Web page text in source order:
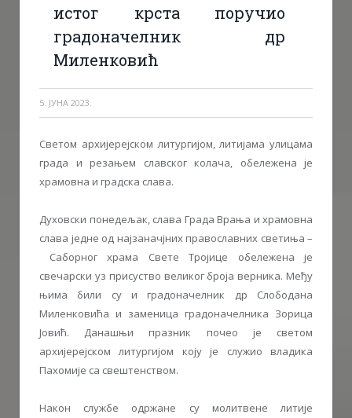
истог крста поручио
градоначелник др
Миленковић
5. ЈУНА 2023.
Светом архијерејском литургијом, литијама улицама
града и резањем славског колача, обележена је
храмовна и градска слава.
Духовски понедељак, слава Града Врања и храмовна
слава једне од најзаначјних православних светиња –
Саборног храма Свете Тројице обележена је
свечарски уз присуство великог броја верника. Међу
њима били су и градоначелник др Слободана
Миленковића и заменица градоначелника Зорица
Јовић. Данашњи празник почео је светом
архијерејском литургијом коју је служио владика
Пахомије са свештенством.
Након службе одржане су молитвене литије